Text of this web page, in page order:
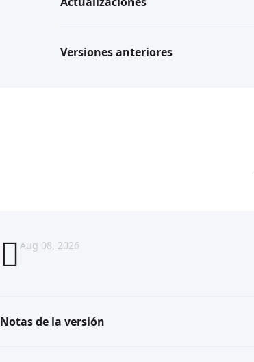
Versiones anteriores
Aug 08, 2026
Notas de la versión